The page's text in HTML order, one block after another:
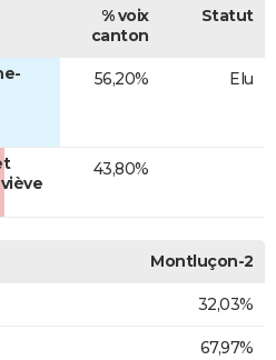
% voix
canton
Statut
56,20% Elu
43,80%
Montluçon-2
32,03%
67,97%